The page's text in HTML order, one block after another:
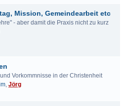
Mission, Gemeindearbeit etc
- aber damit die Praxis nicht zu kurz
Vorkommnisse in der Christenheit
, Jörg